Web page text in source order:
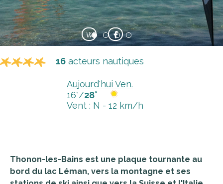
W
16 acteurs nautiques
Aujourd'hui Ven.
16°/28°
Vent : N - 12 km/h
Thonon-les-Bains est une plaque tournante au
bord du lac Léman, vers la montagne et ses